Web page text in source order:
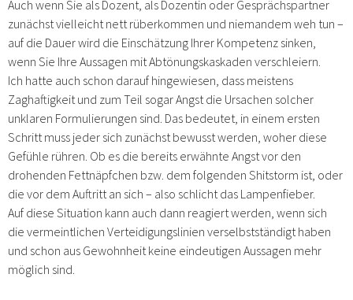
Auch wenn Sie als Dozent, als Dozentin oder Gesprächspartner
zunächst vielleicht nett rüberkommen und niemandem weh tun –
auf die Dauer wird die Einschätzung Ihrer Kompetenz sinken,
wenn Sie Ihre Aussagen mit Abtönungskaskaden verschleiern.
Ich hatte auch schon darauf hingewiesen, dass meistens
Zaghaftigkeit und zum Teil sogar Angst die Ursachen solcher
unklaren Formulierungen sind. Das bedeutet, in einem ersten
Schritt muss jeder sich zunächst bewusst werden, woher diese
Gefühle rühren. Ob es die bereits erwähnte Angst vor den
drohenden Fettnäpfchen bzw. dem folgenden Shitstorm ist, oder
die vor dem Auftritt an sich – also schlicht das Lampenfieber.
Auf diese Situation kann auch dann reagiert werden, wenn sich
die vermeintlichen Verteidigungslinien verselbstständigt haben
und schon aus Gewohnheit keine eindeutigen Aussagen mehr
möglich sind.